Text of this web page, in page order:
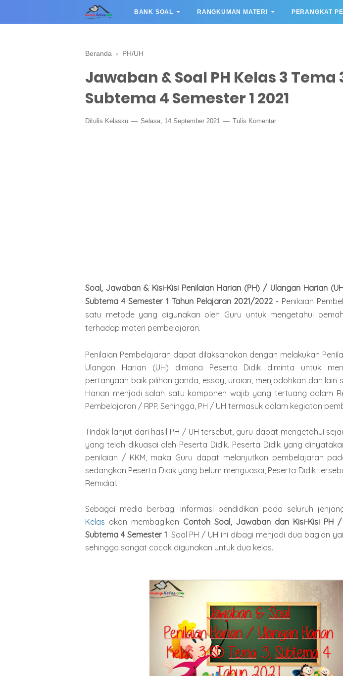
BANK SOAL RANGKUMAN MATERI PERANGKAT
Beranda › PH/UH
Jawaban & Soal PH Kelas 3 Tema
Subtema 4 Semester 1 2021
Ditulis Kelasku Selasa, 14 September 2021 Tulis Komentar
Soal, Jawaban & Kisi-Kisi Penilaian Harian (PH) / Ulangan Harian
Subtema 4 Semester 1 Tahun Pelajaran 2021/2022 - Penilaian
satu metode yang digunakan oleh Guru untuk mengetahui
terhadap materi pembelajaran.
Penilaian Pembelajaran dapat dilaksanakan dengan melakukan
Ulangan Harian (UH) dimana Peserta Didik diminta untuk
pertanyaan baik pilihan ganda, essay, uraian, menjodohkan dan lain
Harian menjadi salah satu komponen wajib yang tertuang dalam
Pembelajaran / RPP. Sehingga, PH / UH termasuk dalam kegiatan
Tindak lanjut dari hasil PH / UH tersebut, guru dapat mengetahui
yang telah dikuasai oleh Peserta Didik. Peserta Didik yang
penilaian / KKM, maka Guru dapat melanjutkan pembelajaran
sedangkan Peserta Didik yang belum menguasai, Peserta Didik
Remidial.
Sebagai media berbagi informasi pendidikan pada seluruh
Kelas akan membagikan Contoh Soal, Jawaban dan Kisi-Kisi PH
Subtema 4 Semester 1. Soal PH / UH ini dibagi menjadi dua bagian
sehingga sangat cocok digunakan untuk dua kelas.